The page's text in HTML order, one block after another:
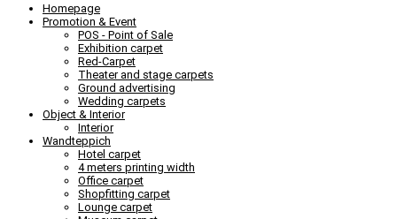
Homepage
Promotion & Event
POS - Point of Sale
Exhibition carpet
Red-Carpet
Theater and stage carpets
Ground advertising
Wedding carpets
Object & Interior
Interior
Wandteppich
Hotel carpet
4 meters printing width
Office carpet
Shopfitting carpet
Lounge carpet